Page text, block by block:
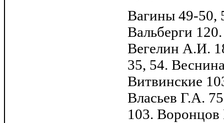
Вагины 49-50,
Вальберги
Вегелин А.И.
35, 54.
Витвинские
Власьев Г.А.
103. Воронцов